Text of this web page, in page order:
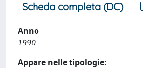
Scheda completa (DC)
Anno
1990
Appare nelle tipologie: